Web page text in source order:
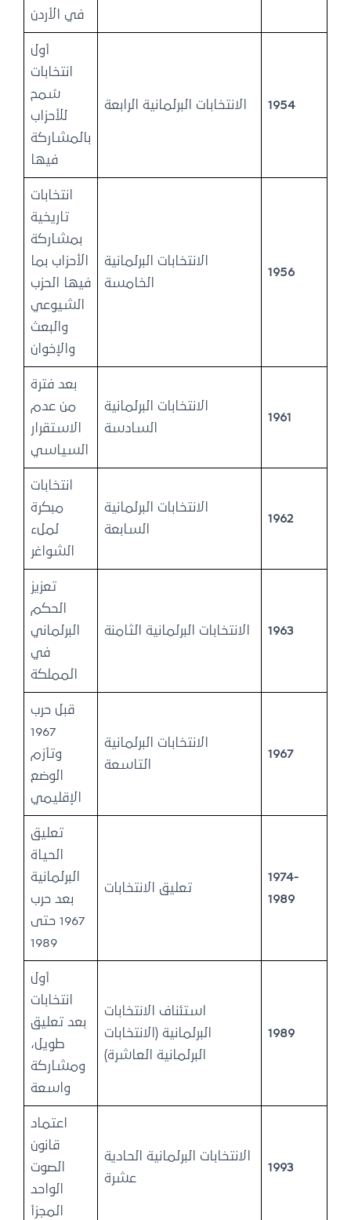
في الأردن
أول
انتخابات
سُمح
للأحزاب
بالمشاركة
فيها
الانتخابات البرلمانية الرابعة 1954
انتخابات
تاريخية
بمشاركة
الأحزاب بما
فيها الحزب
الشيوعي
والبعث
والإخوان
الانتخابات البرلمانية
الخامسة
1956
بعد فترة
من عدم
الاستقرار
السياسي
الانتخابات البرلمانية
السادسة
1961
انتخابات
مبكرة
لملء
الشواغر
الانتخابات البرلمانية
السابعة
1962
تعزيز
الحكم
البرلماني
في
المملكة
الانتخابات البرلمانية الثامنة 1963
قبل حرب
1967
وتأزم
الوضع
الإقليمي
الانتخابات البرلمانية
التاسعة
1967
تعليق
الحياة
البرلمانية
بعد حرب
1967 حتى
1989
تعليق الانتخابات
1974-
1989
أول
انتخابات
بعد تعليق
طويل،
ومشاركة
واسعة
استئناف الانتخابات
البرلمانية (الانتخابات
البرلمانية العاشرة)
1989
اعتماد
قانون
الصوت
الواحد
المجزأ
الانتخابات البرلمانية الحادية
عشرة
1993